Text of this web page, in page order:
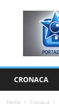
CRONACA
Home Cronaca